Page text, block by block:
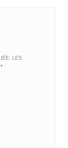
LES
*